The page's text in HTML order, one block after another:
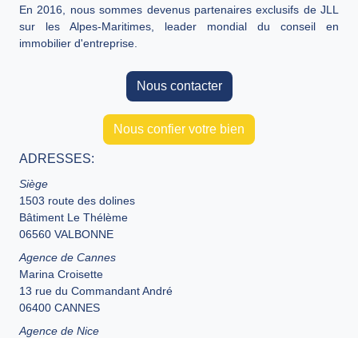
En 2016, nous sommes devenus partenaires exclusifs de JLL
sur les Alpes-Maritimes, leader mondial du conseil en
immobilier d'entreprise.
Nous contacter
Nous confier votre bien
ADRESSES:
Siège
1503 route des dolines
Bâtiment Le Thélème
06560 VALBONNE
Agence de Cannes
Marina Croisette
13 rue du Commandant André
06400 CANNES
Agence de Nice